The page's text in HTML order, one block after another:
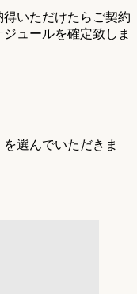
いただけたらご契約
ュールを確定致しま
選んでいただきま